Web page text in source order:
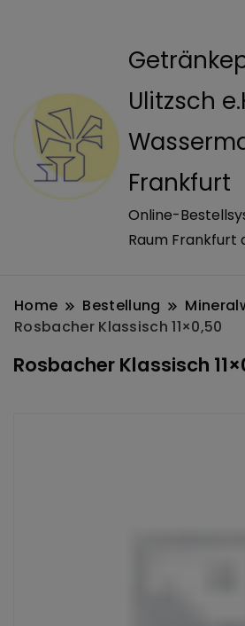
Ulitzsch
Frankfurt
Online-
Raum Frankfurt
Home Bestellung
Rosbacher Klassisch 11×0,50
Rosbacher Klassisch